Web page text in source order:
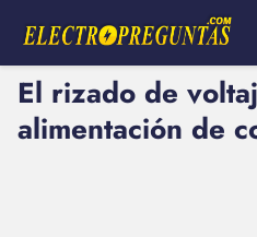
El rizado de
alimentación de